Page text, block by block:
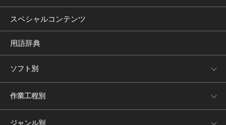
スペシャルコンテンツ
用語辞典
ソフト別
作業工程別
ジャンル別